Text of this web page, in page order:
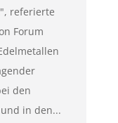
referierte
Forum
den
in den...